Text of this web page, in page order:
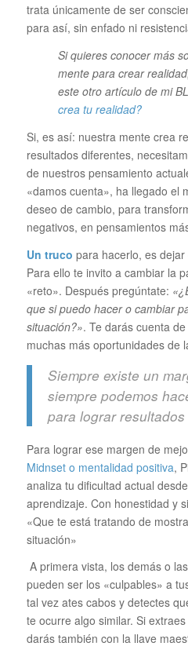
trata únicamente de ser
para así, sin enfado ni
Si quieres conocer más
mente para crear
este otro artículo de mi
crea tu realidad?
Si, es así: nuestra mente crea
resultados diferentes,
de nuestros pensamiento
«damos cuenta», ha llegado el
deseo de cambio, para
negativos, en pensamientos
Un truco para hacerlo, es
Para ello te invito a cambiar la
«reto». Después pregúntate:
que si puedo hacer o cambiar
situación?». Te darás cuenta
muchas más oportunidades de
Siempre existe un
siempre podemos
para lograr
Para lograr ese margen de
Midnset o mentalidad positiva,
analiza tu dificultad actual
aprendizaje. Con honestidad y
«Que te está tratando de
situación»
A primera vista, los demás o
pueden ser los «culpables» a
tal vez ates cabos y detectes
te ocurre algo similar. Si
darás también con la llave